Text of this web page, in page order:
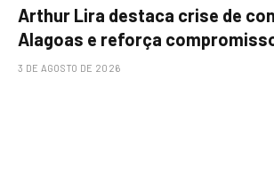
Arthur Lira destaca crise de
Alagoas e reforça
3 DE AGOSTO DE 2026